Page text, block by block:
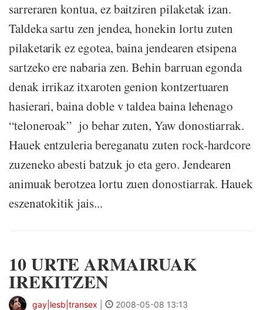
sarreraren kontua, ez baitziren pilaketak izan.
Taldeka sartu zen jendea, honekin lortu zuten
pilaketarik ez egotea, baina jendearen etsipena
sartzeko ere nabaria zen. Behin barruan egonda
denak irrikaz itxaroten genion kontzertuaren
hasierari, baina doble v taldea baina lehenago
“teloneroak” jo behar zuten, Yaw donostiarrak.
Hauek entzuleria bereganatu zuten rock-hardcore
zuzeneko abesti batzuk jo eta gero. Jendearen
animuak berotzea lortu zuen donostiarrak. Hauek
eszenatokitik jais...
10 URTE ARMAIRUAK
IREKITZEN
gay|lesb|transex 2008-05-08 13:13